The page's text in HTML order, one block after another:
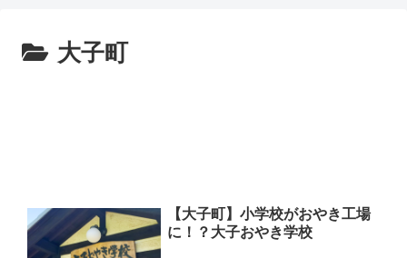
大子町
【大子町】小学校がおやき工場
に！？大子おやき学校